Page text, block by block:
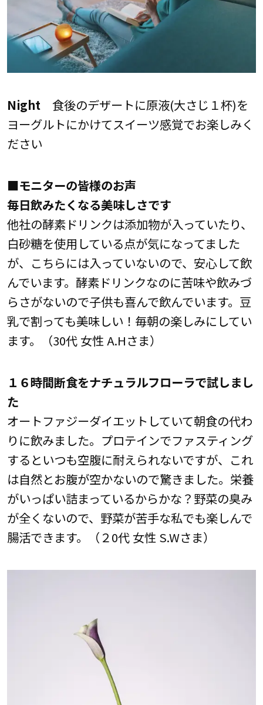
Night 食後のデザートに原液(大さじ１杯)を
ヨーグルトにかけてスイーツ感覚でお楽しみく
ださい
■モニターの皆様のお声
毎日飲みたくなる美味しさです
他社の酵素ドリンクは添加物が入っていたり、
白砂糖を使用している点が気になってました
が、こちらには入っていないので、安心して飲
んでいます。酵素ドリンクなのに苦味や飲みづ
らさがないので子供も喜んで飲んでいます。豆
乳で割っても美味しい！毎朝の楽しみにしてい
ます。（30代 女性 A.Hさま）
１６時間断食をナチュラルフローラで試しまし
た
オートファジーダイエットしていて朝食の代わ
りに飲みました。プロテインでファスティング
するといつも空腹に耐えられないですが、これ
は自然とお腹が空かないので驚きました。栄養
がいっぱい詰まっているからかな？野菜の臭み
が全くないので、野菜が苦手な私でも楽しんで
腸活できます。（２0代 女性 S.Wさま）